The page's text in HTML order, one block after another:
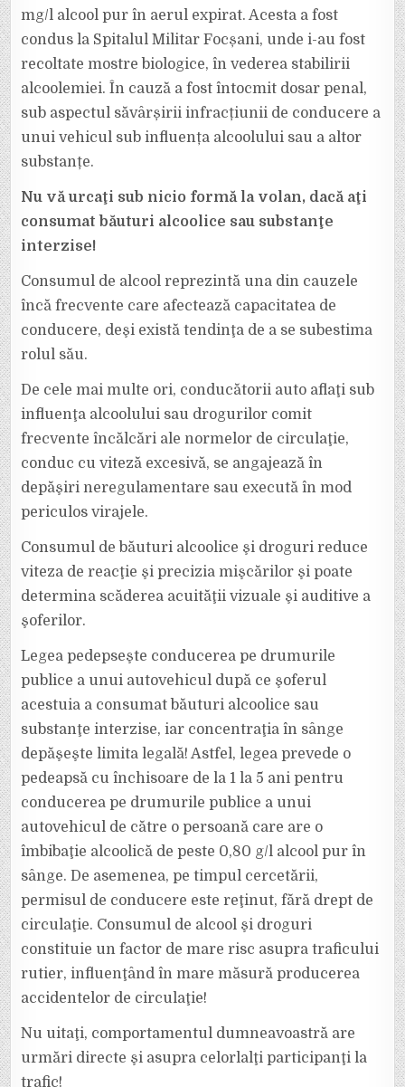
mg/l alcool pur în aerul expirat. Acesta a fost
condus la Spitalul Militar Focșani, unde i-au fost
recoltate mostre biologice, în vederea stabilirii
alcoolemiei. În cauză a fost întocmit dosar penal,
sub aspectul săvârșirii infracțiunii de conducere a
unui vehicul sub influența alcoolului sau a altor
substanțe.
Nu vă urcaţi sub nicio formă la volan, dacă aţi
consumat băuturi alcoolice sau substanţe
interzise!
Consumul de alcool reprezintă una din cauzele
încă frecvente care afectează capacitatea de
conducere, deşi există tendinţa de a se subestima
rolul său.
De cele mai multe ori, conducătorii auto aflaţi sub
influenţa alcoolului sau drogurilor comit
frecvente încălcări ale normelor de circulaţie,
conduc cu viteză excesivă, se angajează în
depăşiri neregulamentare sau execută în mod
periculos virajele.
Consumul de băuturi alcoolice şi droguri reduce
viteza de reacţie şi precizia mişcărilor şi poate
determina scăderea acuităţii vizuale şi auditive a
şoferilor.
Legea pedepseşte conducerea pe drumurile
publice a unui autovehicul după ce şoferul
acestuia a consumat băuturi alcoolice sau
substanţe interzise, iar concentraţia în sânge
depăşeşte limita legală! Astfel, legea prevede o
pedeapsă cu închisoare de la 1 la 5 ani pentru
conducerea pe drumurile publice a unui
autovehicul de către o persoană care are o
îmbibaţie alcoolică de peste 0,80 g/l alcool pur în
sânge. De asemenea, pe timpul cercetării,
permisul de conducere este reţinut, fără drept de
circulaţie. Consumul de alcool şi droguri
constituie un factor de mare risc asupra traficului
rutier, influenţând în mare măsură producerea
accidentelor de circulaţie!
Nu uitaţi, comportamentul dumneavoastră are
urmări directe şi asupra celorlalţi participanţi la
trafic!